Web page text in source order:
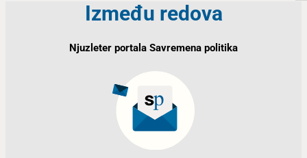
Između redova
Njuzleter portala Savremena politika